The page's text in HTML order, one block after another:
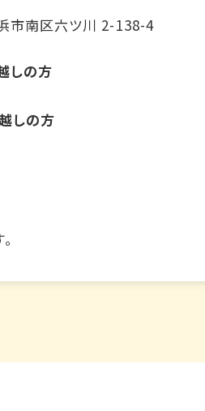
市南区六ツ川 2-138-4
しの方
しの方